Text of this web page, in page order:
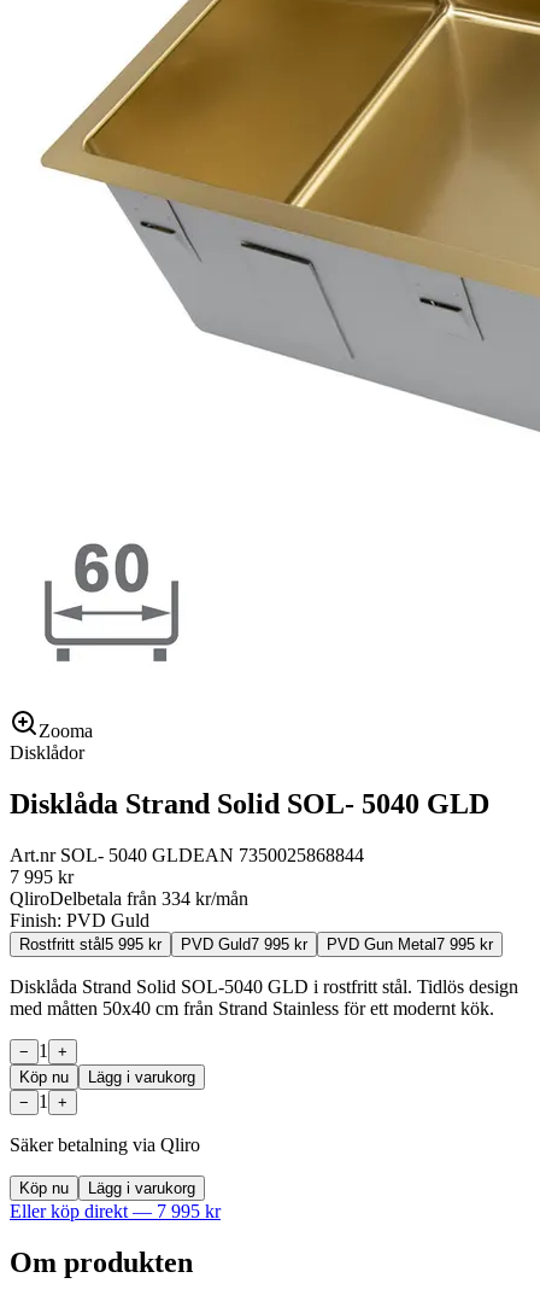
Zooma
Disklådor
Disklåda Strand Solid SOL- 5040 GLD
Art.nr SOL- 5040 GLDEAN 7350025868844
7 995 kr
QliroDelbetala från 334 kr/mån
Finish: PVD Guld
Rostfritt stål 5 995 kr PVD Guld7 995 kr PVD Gun Metal 7 995 kr
Disklåda Strand Solid SOL-5040 GLD i rostfritt stål. Tidlös design
med måtten 50x40 cm från Strand Stainless för ett modernt kök.
− 1
+
Köp nu
Lägg i varukorg
−
1 +
Säker betalning via Qliro
Köp nu Lägg i varukorg
Eller köp direkt — 7 995 kr
Om produkten